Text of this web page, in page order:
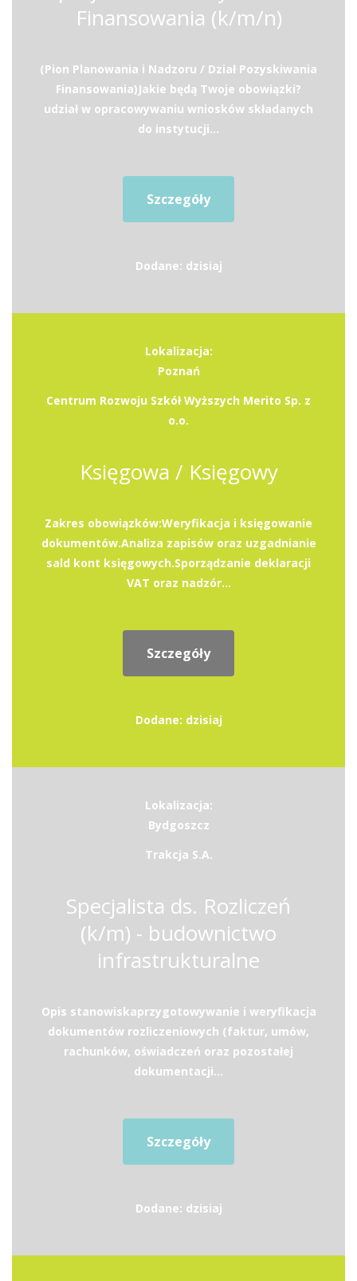
Finansowania (k/m/n)
(Pion Planowania i Nadzoru / Dział Pozyskiwania
Finansowania)Jakie będą Twoje obowiązki?
udział w opracowywaniu wniosków składanych
do instytucji...
Szczegóły
Dodane: dzisiaj
Lokalizacja:
Poznań
Centrum Rozwoju Szkół Wyższych Merito Sp. z
o.o.
Księgowa / Księgowy
Zakres obowiązków:Weryfikacja i księgowanie
dokumentów.Analiza zapisów oraz uzgadnianie
sald kont księgowych.Sporządzanie deklaracji
VAT oraz nadzór...
Szczegóły
Dodane: dzisiaj
Lokalizacja:
Bydgoszcz
Trakcja S.A.
Specjalista ds. Rozliczeń
(k/m) - budownictwo
infrastrukturalne
Opis stanowiskaprzygotowywanie i weryfikacja
dokumentów rozliczeniowych (faktur, umów,
rachunków, oświadczeń oraz pozostałej
dokumentacji...
Szczegóły
Dodane: dzisiaj